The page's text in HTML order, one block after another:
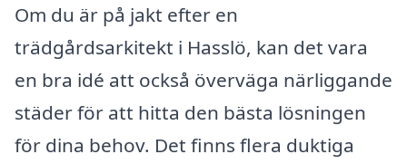
Om du är på jakt efter en
trädgårdsarkitekt i Hasslö, kan det vara
en bra idé att också överväga närliggande
städer för att hitta den bästa lösningen
för dina behov. Det finns flera duktiga